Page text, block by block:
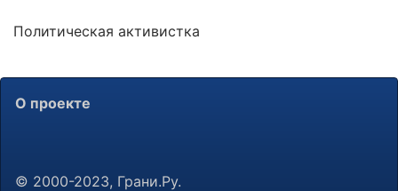
Политическая активистка
О проекте
© 2000-2023, Грани.Ру.